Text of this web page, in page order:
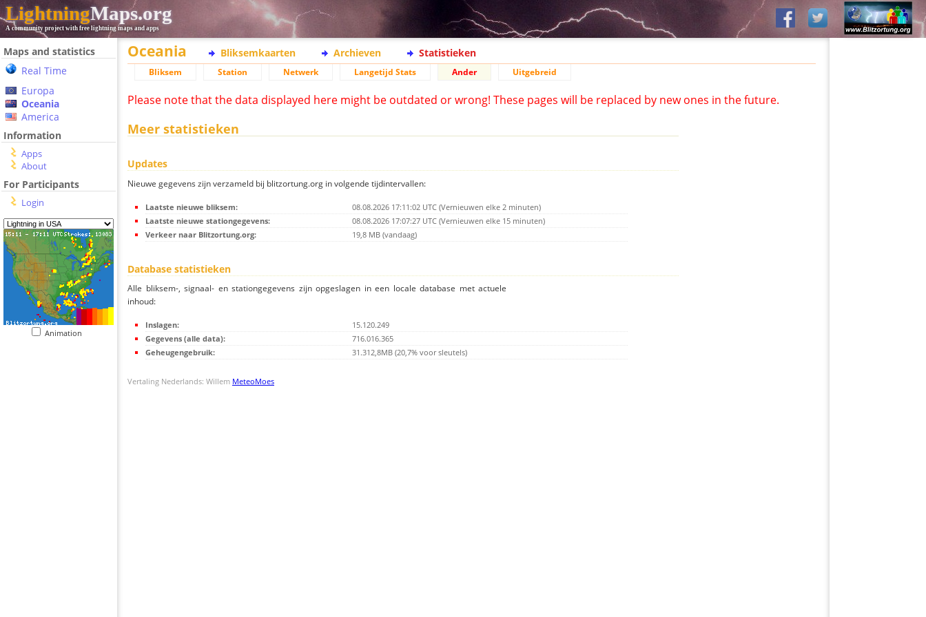
LightningMaps.org
A community project with free lightning maps and apps
Maps and statistics
Real Time
Europa
Oceania
America
Information
Apps
About
For Participants
Login
Animation
Oceania Bliksemkaarten Archieven Statistieken
Bliksem Station Netwerk Langetijd Stats Ander Uitgebreid
Please note that the data displayed here might be outdated or wrong! These pages will be replaced by new ones in the future.
Meer statistieken
Updates
Nieuwe gegevens zijn verzameld bij blitzortung.org in volgende tijdintervallen:
Laatste nieuwe bliksem:
08.08.2026 17:11:02 UTC (Vernieuwen elke 2 minuten)
Laatste nieuwe stationgegevens:
08.08.2026 17:07:27 UTC (Vernieuwen elke 15 minuten)
Verkeer naar Blitzortung.org:
19,8 MB (vandaag)
Database statistieken
Alle bliksem-, signaal- en stationgegevens zijn opgeslagen in een locale database met actuele
inhoud:
Inslagen:
15.120.249
Gegevens (alle data):
716.016.365
Geheugengebruik:
31.312,8MB (20,7% voor sleutels)
Vertaling Nederlands: Willem MeteoMoes